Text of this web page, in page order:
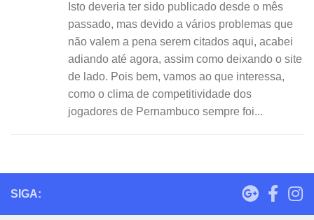
Isto deveria ter sido publicado desde o mês
passado, mas devido a vários problemas que
não valem a pena serem citados aqui, acabei
adiando até agora, assim como deixando o site
de lado. Pois bem, vamos ao que interessa,
como o clima de competitividade dos
jogadores de Pernambuco sempre foi...
SIGA: